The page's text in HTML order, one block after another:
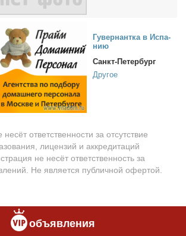
Гу­вер­нант­ка в Ис­па­
нию
Санкт-Петербург
Другое
ответственности за отсутствие
лицензий и аккредитаций
не несёт ответственность за
Не является публичной офертой.
объявления